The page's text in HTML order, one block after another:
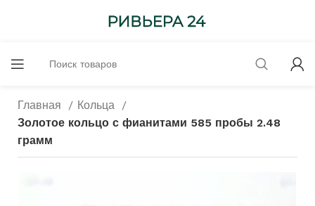
Главная
Кольца
Золотое кольцо с фианитами 585 пробы 2.48
грамм